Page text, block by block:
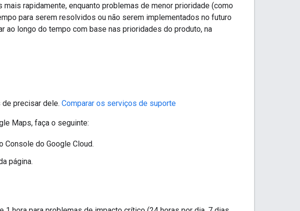
rapidamente, enquanto problemas de menor prioridade (como
para serem resolvidos ou não serem implementados no futuro
ao longo do tempo com base nas prioridades do produto, na
de precisar dele. Comparar os serviços de suporte
Maps, faça o seguinte:
Console do Google Cloud.
página.